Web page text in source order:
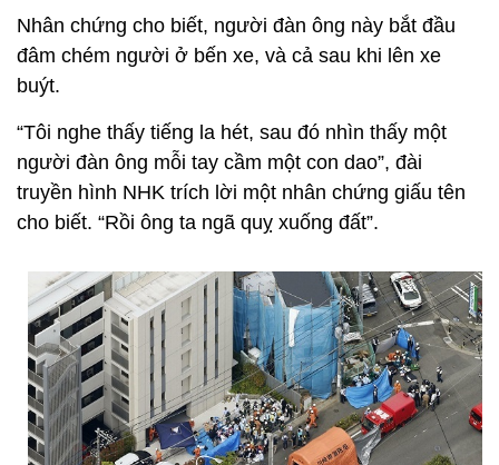
Nhân chứng cho biết, người đàn ông này bắt đầu
đâm chém người ở bến xe, và cả sau khi lên xe
buýt.
“Tôi nghe thấy tiếng la hét, sau đó nhìn thấy một
người đàn ông mỗi tay cầm một con dao”, đài
truyền hình NHK trích lời một nhân chứng giấu tên
cho biết. “Rồi ông ta ngã quỵ xuống đất”.